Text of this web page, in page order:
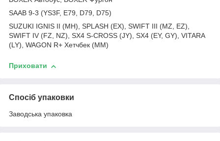
SAAB 9-3 (YS3F, E79, D79, D75)
SUZUKI IGNIS II (MH), SPLASH (EX), SWIFT III (MZ, EZ),
SWIFT IV (FZ, NZ), SX4 S-CROSS (JY), SX4 (EY, GY), VITARA
(LY), WAGON R+ Хетчбек (MM)
Приховати
Спосіб упаковки
Заводська упаковка